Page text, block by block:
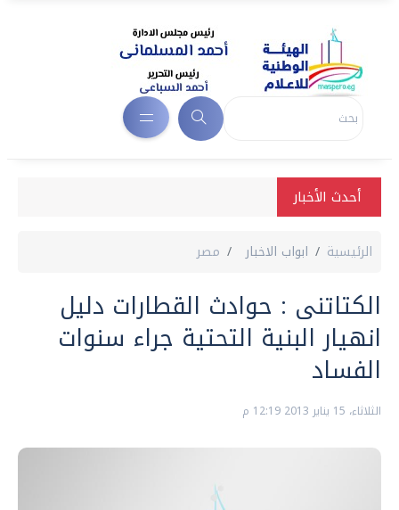
أحدث الأخبار
الرئيسية ابواب الاخبار مصر
الكتاتنى : حوادث القطارات دليل
انهيار البنية التحتية جراء سنوات
الفساد
الثلاثاء، 15 يناير 2013 12:19 م